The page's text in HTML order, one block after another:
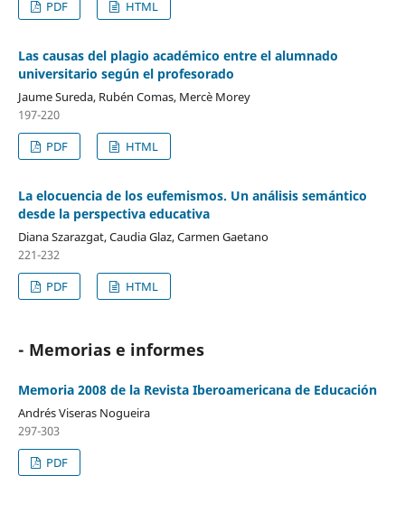
PDF HTML
Las causas del plagio académico entre el alumnado
universitario según el profesorado
Jaume Sureda, Rubén Comas, Mercè Morey
197-220
PDF
HTML
La elocuencia de los eufemismos. Un análisis semántico
desde la perspectiva educativa
Diana Szarazgat, Caudia Glaz, Carmen Gaetano
221-232
PDF
HTML
- Memorias e informes
Memoria 2008 de la Revista Iberoamericana de Educación
Andrés Viseras Nogueira
297-303
PDF